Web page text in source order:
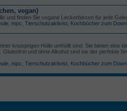
vegan)
und finden Sie vegane Leckerbissen für jede
mpc Tierschutzaktivist Kochbücher zum
knusprigen Hülle umhüllt sind. Sie bieten eine
und ohne Alkohol sind sie der perfekte
mpc Tierschutzaktivist Kochbücher zum